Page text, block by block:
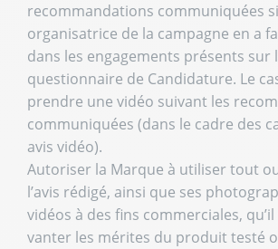
recommandations communiquées
organisatrice de la campagne en a
dans les engagements présents sur
questionnaire de Candidature. Le
prendre une vidéo suivant les
communiquées (dans le cadre des
avis vidéo).
Autoriser la Marque à utiliser tout
l’avis rédigé, ainsi que ses
vidéos à des fins commerciales, qu’il
vanter les mérites du produit testé